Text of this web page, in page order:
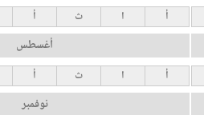
أ ا ث أ
أغسطس
أ ا ث أ
نوفمبر